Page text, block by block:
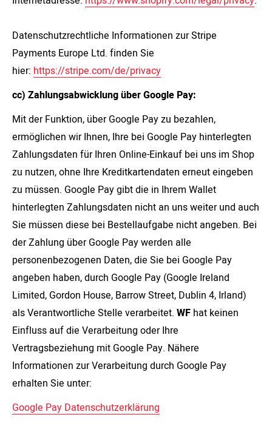
Datenschutzrechtliche Informationen zur Stripe
Payments Europe Ltd. finden Sie
hier: https://stripe.com/de/privacy
cc) Zahlungsabwicklung über Google Pay:
Mit der Funktion, über Google Pay zu bezahlen,
ermöglichen wir Ihnen, Ihre bei Google Pay hinterlegten
Zahlungsdaten für Ihren Online-Einkauf bei uns im Shop
zu nutzen, ohne Ihre Kreditkartendaten erneut eingeben
zu müssen. Google Pay gibt die in Ihrem Wallet
hinterlegten Zahlungsdaten nicht an uns weiter und auch
Sie müssen diese bei Bestellaufgabe nicht angeben. Bei
der Zahlung über Google Pay werden alle
personenbezogenen Daten, die Sie bei Google Pay
angeben haben, durch Google Pay (Google Ireland
Limited, Gordon House, Barrow Street, Dublin 4, Irland)
als Verantwortliche Stelle verarbeitet. WF hat keinen
Einfluss auf die Verarbeitung oder Ihre
Vertragsbeziehung mit Google Pay. Nähere
Informationen zur Verarbeitung durch Google Pay
erhalten Sie unter:
Google Pay Datenschutzerklärung